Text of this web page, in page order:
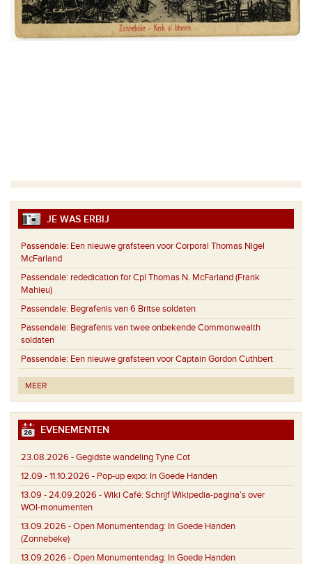
JE WAS ERBIJ
Passendale: Een nieuwe grafsteen voor Corporal Thomas Nigel
McFarland
Passendale: rededication for Cpl Thomas N. McFarland (Frank
Mahieu)
Passendale: Begrafenis van 6 Britse soldaten
Passendale: Begrafenis van twee onbekende Commonwealth
soldaten
Passendale: Een nieuwe grafsteen voor Captain Gordon Cuthbert
MEER
EVENEMENTEN
23.08.2026 -Gegidste wandeling Tyne Cot
12.09 - 11.10.2026 - Pop-up expo: In Goede Handen
13.09 - 24.09.2026 -Wiki Café: Schrijf Wikipedia-pagina’s over
WOI-monumenten
13.09.2026 -Open Monumentendag: In Goede Handen
(Zonnebeke)
13.09.2026 -Open Monumentendag: In Goede Handen